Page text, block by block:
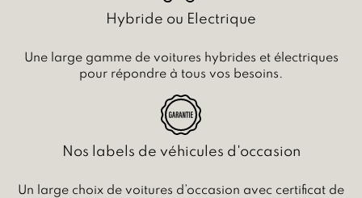
Hybride ou Electrique
Une large gamme de voitures hybrides et électriques
pour répondre à tous vos besoins.
Nos labels de véhicules d'occasion
Un large choix de voitures d’occasion avec certificat de